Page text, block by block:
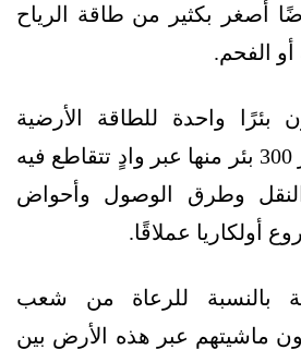
أصغر بكثير من طاقة الرياح
الفحم.
واحدة للطاقة الأرضية
صغيرة، ولكن تنتشر 300 بئر منها عبر وادٍ تتقاطع فيه
وطرق الوصول وأحواض
أولكاريا عملاقًا.
بالنسبة للرعاة من شعب
ماشيتهم عبر هذه الأرض بين